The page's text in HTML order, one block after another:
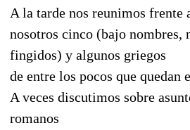
A la tarde nos reunimos frente
nosotros cinco (bajo nombres,
fingidos) y algunos griegos
de entre los pocos que quedan
A veces discutimos sobre
romanos